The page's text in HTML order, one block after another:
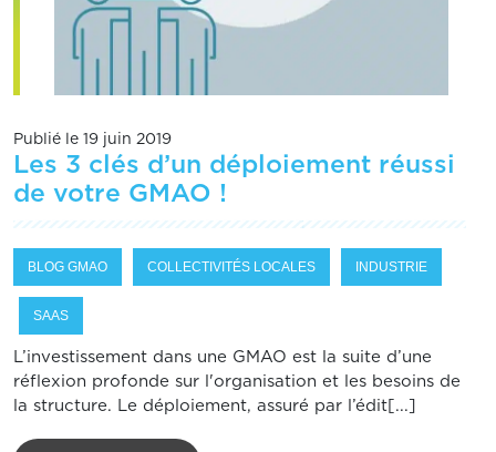
Publié le 19 juin 2019
Les 3 clés d’un déploiement réussi
de votre GMAO !
BLOG GMAO COLLECTIVITÉS LOCALES INDUSTRIE
SAAS
L’investissement dans une GMAO est la suite d’une
réflexion profonde sur l'organisation et les besoins de
la structure. Le déploiement, assuré par l’édit[...]